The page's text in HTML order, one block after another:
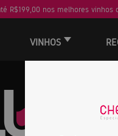
R$199,00 nos melhores vinhos
VINHOS